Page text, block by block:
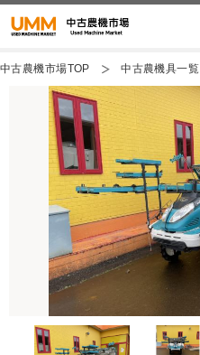
中古農機市場TOP 中古農機具一覧